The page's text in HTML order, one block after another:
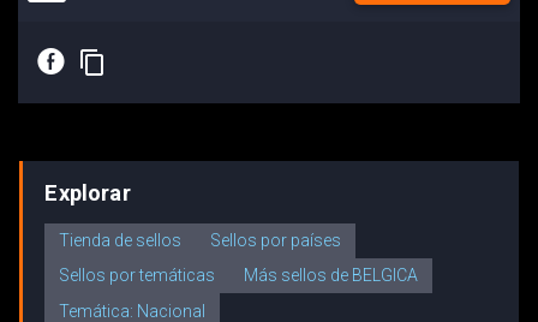
E content_copy
Explorar
Tienda de sellos
Sellos por países
Sellos por temáticas
Más sellos de BELGICA
Temática: Nacional